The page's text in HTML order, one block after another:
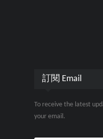
訂閱 Email
To receive the latest
your email.